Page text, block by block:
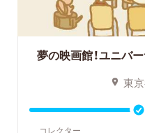
夢の映画館！ユニバ
東
コレクター